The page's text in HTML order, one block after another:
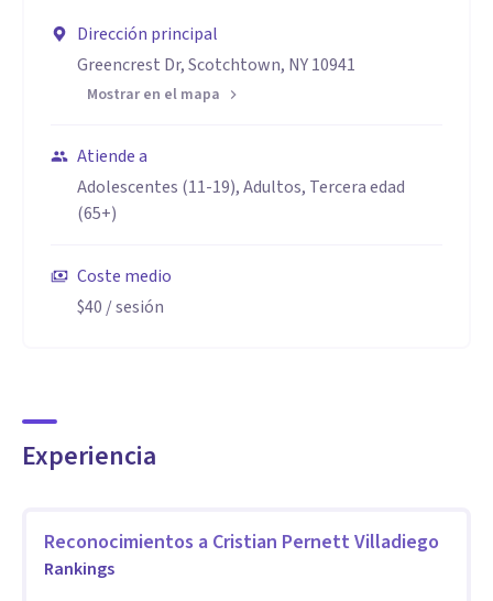
Es promover una mejor calidad de vida, con herramientas de
aplicación práctica de gestión emocional y habilidades
sociales. Y Co-crear empresas, personas más exitosas y
Nuestra visión:
Ser el referente de desarrollo humano y empresarial en
Dirección principal
Greencrest Dr, Scotchtown, NY 10941
Mostrar en el mapa
Atiende a
Adolescentes (11-19), Adultos, Tercera edad
(65+)
Coste medio
$40 / sesión
Experiencia
Reconocimientos a Cristian Pernett Villadiego
Rankings